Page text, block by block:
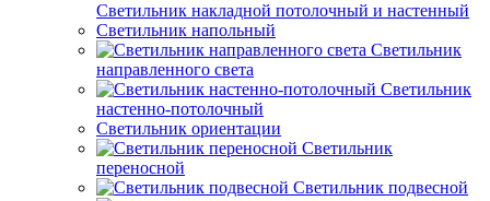
Светильник накладной потолочный и настенный
Светильник напольный
Светильник
направленного света
Светильник
настенно-потолочный
Светильник ориентации
Светильник
переносной
Светильник подвесной